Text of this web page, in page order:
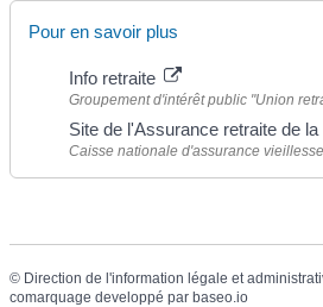
Pour en savoir plus
Info retraite
Groupement d'intérêt public "Union
Site de l'Assurance retraite de
Caisse nationale d'assurance
© Direction de l'information légale et
comarquage developpé par baseo.io